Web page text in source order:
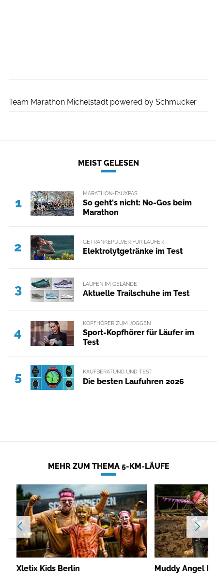
Team Marathon Michelstadt powered by Schmucker
MEIST GELESEN
1
MARATHON-FAUXPAS
So geht's nicht: No-Gos beim
Marathon
2 GETRÄNKEPULVER FÜR LÄUFER
Elektrolytgetränke im Test
3 LAUFEN IM GELÄNDE
Aktuelle Trailschuhe im Test
4
KOPFHÖRER ZUM JOGGEN
Sport-Kopfhörer für Läufer im
Test
5 KAUFBERATUNG UND TEST
Die besten Laufuhren 2026
MEHR ZUM THEMA 5-KM-LÄUFE
Xletix Kids Berlin Muddy Angel